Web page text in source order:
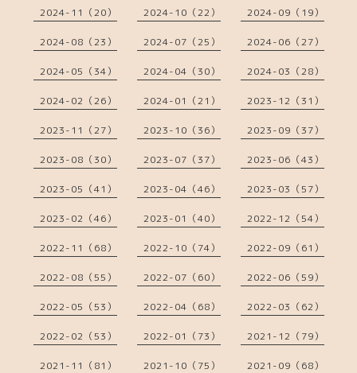
2024-11（20） 2024-10（22） 2024-09（19）
2024-08（23） 2024-07（25） 2024-06（27）
2024-05（34） 2024-04（30） 2024-03（28）
2024-02（26） 2024-01（21） 2023-12（31）
2023-11（27） 2023-10（36） 2023-09（37）
2023-08（30） 2023-07（37） 2023-06（43）
2023-05（41） 2023-04（46） 2023-03（57）
2023-02（46） 2023-01（40） 2022-12（54）
2022-11（68） 2022-10（74） 2022-09（61）
2022-08（55） 2022-07（60） 2022-06（59）
2022-05（53） 2022-04（68） 2022-03（62）
2022-02（53） 2022-01（73） 2021-12（79）
2021-11（81） 2021-10（75） 2021-09（68）